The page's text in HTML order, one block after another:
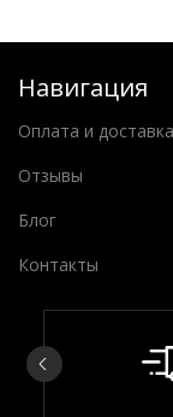
Навигация
Оплата и доставка
Отзывы
Блог
Контакты